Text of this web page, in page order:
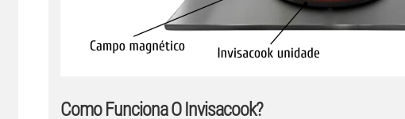
Como Funciona O Invisacook?